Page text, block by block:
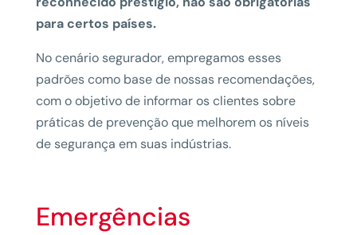
para certos países.
No cenário segurador, empregamos esses
padrões como base de nossas recomendações,
com o objetivo de informar os clientes sobre
práticas de prevenção que melhorem os níveis
de segurança em suas indústrias.
Emergências